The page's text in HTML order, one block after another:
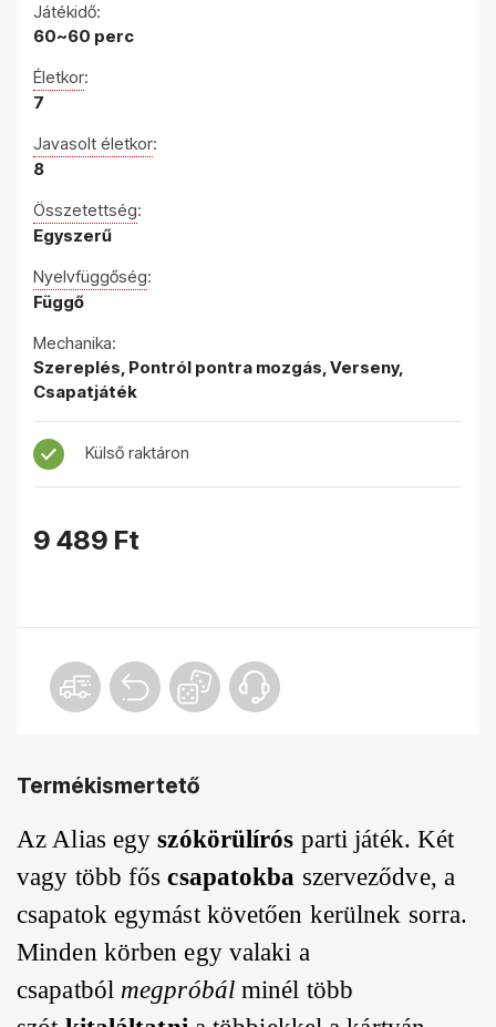
Játékidő:
60~60 perc
Életkor:
7
Javasolt életkor:
8
Összetettség:
Egyszerű
Nyelvfüggőség:
Függő
Mechanika:
Szereplés, Pontról pontra mozgás, Verseny,
Csapatjáték
Külső raktáron
9 489 Ft
Termékismertető
Az Alias egyszókörülírós parti játék. Két
vagy több főscsapatokba szerveződve, a
csapatok egymást követően kerülnek sorra.
Minden körben egy valaki a
csapatból megpróbál minél több